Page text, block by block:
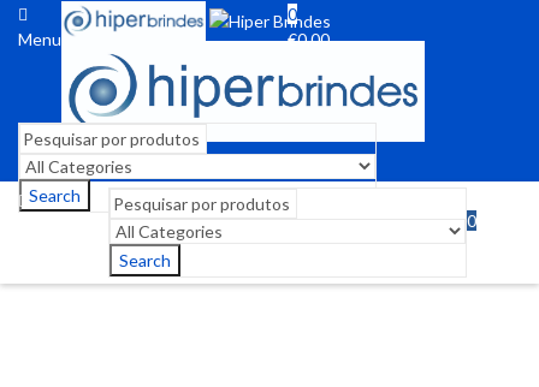
Menu
0
€0,00
Search
Search
0